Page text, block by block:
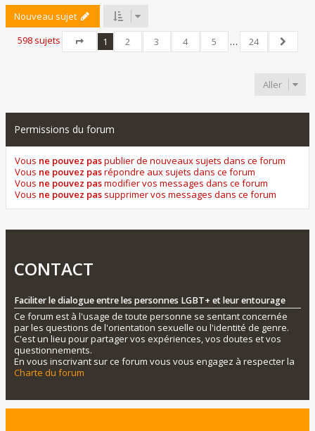
Nouveau sujet
598 sujets
Page
sur24
1 2 3 4 5 …
24
Suivant
Aller
Permissions du forum
Vous ne pouvez paspublier de nouveaux sujets dans ce forum
Vous ne pouvez pasrépondre aux sujets dans ce forum
Vous ne pouvez pasmodifier vos messages dans ce forum
Vous ne pouvez pas supprimer vos messages dans ce forum
CONTACT
Faciliter le dialogue entre les personnes LGBT+ et leur entourage
Ce forum est à l'usage de toute personne se sentant concernée
par les questions de l'orientation sexuelle ou l'identité de genre.
C'est un lieu pour partager vos expériences, vos doutes et vos
questionnements.
En vous inscrivant sur ce forum vous vous engagez à respecter la
Charte du forum